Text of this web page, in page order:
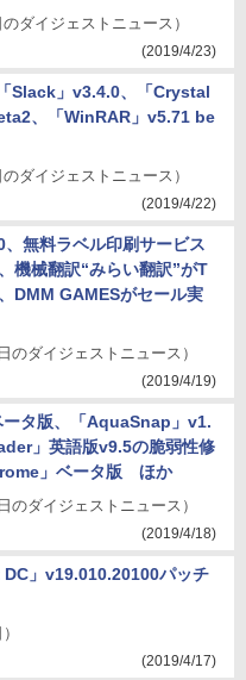
ダイジェストニュース）
(2019/4/23)
Slack」v3.4.0、「Crystal
、「WinRAR」v5.71 be
ダイジェストニュース）
(2019/4/22)
、無料ラベル印刷サービス
機械翻訳“みらい翻訳”がT
DMM GAMESがセール実
のダイジェストニュース）
(2019/4/19)
ータ版、「AquaSnap」v1.
」英語版v9.5の脆弱性修
」ベータ版 ほか
のダイジェストニュース）
(2019/4/18)
」v19.010.20100パッチ
(2019/4/17)